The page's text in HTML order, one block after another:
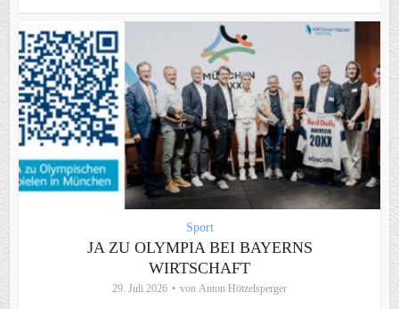
Sport
JA ZU OLYMPIA BEI BAYERNS
WIRTSCHAFT
29. Juli 2026 von Anton Hötzelsperger